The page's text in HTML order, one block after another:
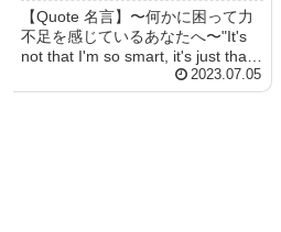
【Quote 名言】〜何かに困って力
不足を感じているあなたへ〜"It's
not that I'm so smart, it's just that I
stay with problems longer."「私が
特別に賢いわけではない、た...
2023.07.05